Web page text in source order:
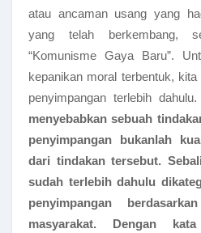
atau ancaman usang yang
yang telah berkembang,
“Komunisme Gaya Baru”.
kepanikan moral terbentuk,
penyimpangan terlebih dahulu.
menyebabkan sebuah
penyimpangan bukanlah
dari tindakan tersebut.
sudah terlebih dahulu
penyimpangan
masyarakat. Dengan